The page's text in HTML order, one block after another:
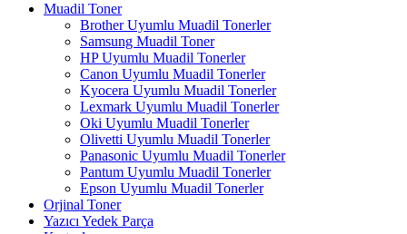
Muadil Toner
Brother Uyumlu Muadil Tonerler
Samsung Muadil Toner
HP Uyumlu Muadil Tonerler
Canon Uyumlu Muadil Tonerler
Kyocera Uyumlu Muadil Tonerler
Lexmark Uyumlu Muadil Tonerler
Oki Uyumlu Muadil Tonerler
Olivetti Uyumlu Muadil Tonerler
Panasonic Uyumlu Muadil Tonerler
Pantum Uyumlu Muadil Tonerler
Epson Uyumlu Muadil Tonerler
Orjinal Toner
Yazıcı Yedek Parça